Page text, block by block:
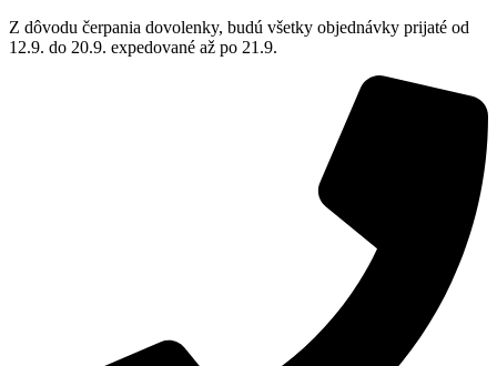
Z dôvodu čerpania dovolenky, budú všetky objednávky prijaté od
12.9. do 20.9. expedované až po 21.9.